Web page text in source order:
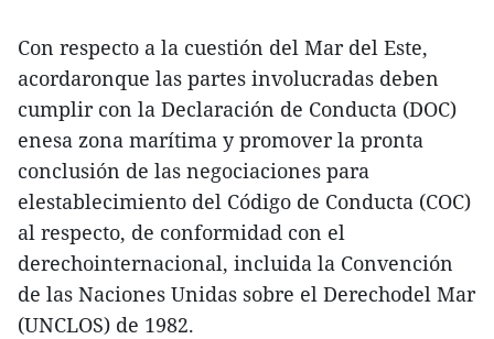
Con respecto a la cuestión del Mar del Este,
acordaronque las partes involucradas deben
cumplir con la Declaración de Conducta (DOC)
enesa zona marítima y promover la pronta
conclusión de las negociaciones para
elestablecimiento del Código de Conducta (COC)
al respecto, de conformidad con el
derechointernacional, incluida la Convención
de las Naciones Unidas sobre el Derechodel Mar
(UNCLOS) de 1982.